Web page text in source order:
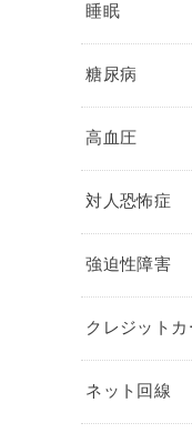
睡眠
糖尿病
高血圧
対人恐怖症
強迫性障害
クレジットカ
ネット回線